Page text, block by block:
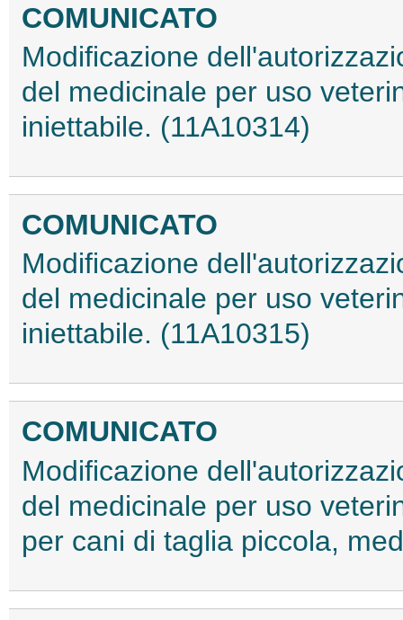
COMUNICATO
Modificazione
del medicinale per uso
iniettabile. (11A10314)
COMUNICATO
Modificazione
del medicinale per uso
iniettabile. (11A10315)
COMUNICATO
Modificazione
del medicinale per uso
per cani di taglia piccola,